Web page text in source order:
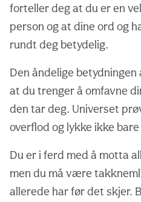
forteller deg at du er en
person og at dine ord og
rundt deg betydelig.
Den åndelige betydningen
at du trenger å omfavne
den tar deg. Universet
overflod og lykke ikke
Du er i ferd med å motta
men du må være
allerede har før det skjer.